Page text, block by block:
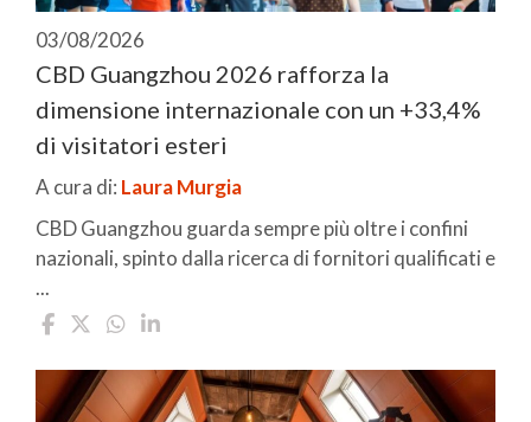
03/08/2026
CBD Guangzhou 2026 rafforza la
dimensione internazionale con un +33,4%
di visitatori esteri
A cura di: Laura Murgia
CBD Guangzhou guarda sempre più oltre i confini
nazionali, spinto dalla ricerca di fornitori qualificati e
...